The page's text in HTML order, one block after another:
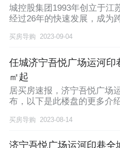
城控股集团1993年创立于江
经过26年的快速发展，成为
买房导购 2023-09-04
任城济宁吾悦广场运河
㎡起
居买房速报，济宁吾悦广场
布，以下是此楼盘的更多介
买房导购 2023-08-14
济宁吾悦广场运河印巷